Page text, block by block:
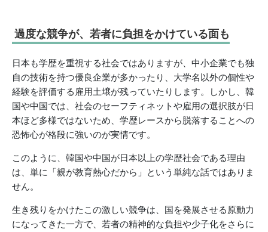
過度な競争が、若者に負担をかけている面も
日本も学歴を重視する社会ではありますが、中小企業でも独
自の技術を持つ優良企業が多かったり、大学名以外の個性や
経験を評価する雇用土壌が残っていたりします。しかし、韓
国や中国では、社会のセーフティネットや雇用の選択肢が日
本ほど多様ではないため、学歴レースから脱落することへの
恐怖心が格段に強いのが実情です。
このように、韓国や中国が日本以上の学歴社会である理由
は、単に「親が教育熱心だから」という単純な話ではありま
せん。
生き残りをかけたこの激しい競争は、国を発展させる原動力
になってきた一方で、若者の精神的な負担や少子化をさらに